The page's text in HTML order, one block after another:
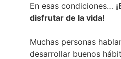
En esas condiciones…
disfrutar de la vida!
Muchas personas
desarrollar buenos